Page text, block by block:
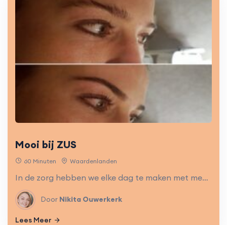
Mooi bij ZUS
60 Minuten Waardenlanden
In de zorg hebben we elke dag te maken met mensen. We zijn een visitekaartje voor ons bedrijf. Het is belangrijk dat we sterk in onze schoenen staan. Door goed voor jezelf te zorgen, zorg je voor zelfvertrouwen!
Door Nikita Ouwerkerk
Lees Meer